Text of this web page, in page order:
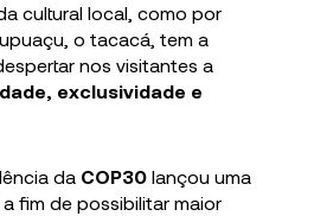
cultural local, como por
o tacacá, tem a
nos visitantes a
exclusividade e
da COP30lançou uma
a fim de possibilitar maior